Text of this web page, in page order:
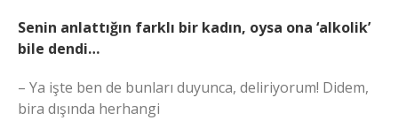
Senin anlattığın farklı bir kadın, oysa ona ‘alkolik’
bile dendi…
– Ya işte ben de bunları duyunca, deliriyorum! Didem,
bira dışında herhangi